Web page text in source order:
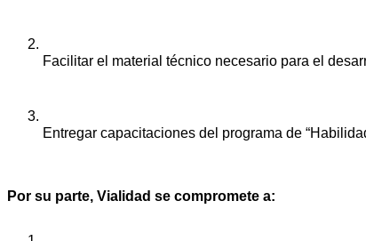
Facilitar el material técnico necesario para el
Entregar capacitaciones del programa de
Por su parte, Vialidad se compromete a: